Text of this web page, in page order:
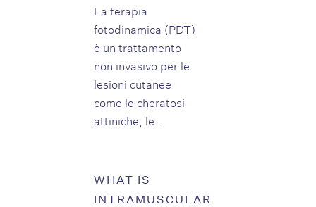
La terapia
fotodinamica (PDT)
è un trattamento
non invasivo per le
lesioni cutanee
come le cheratosi
attiniche, le...
WHAT IS
INTRAMUSCULAR